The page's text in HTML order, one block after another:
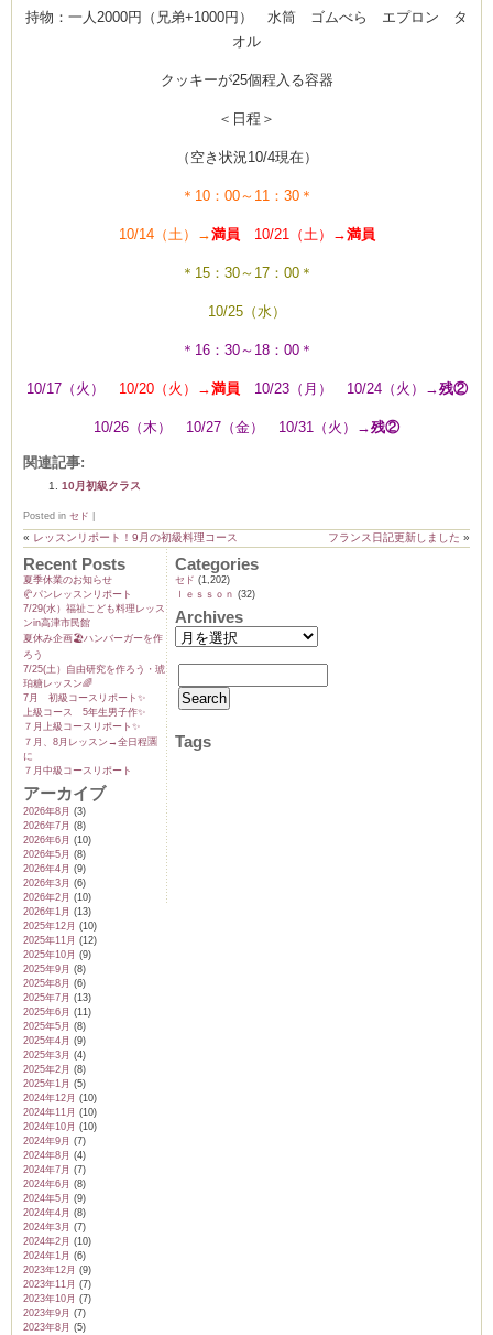
by CEDO)
持物：一人2000円（兄弟+1000円） 水筒 ゴムべら エプロン タ
オル
クッキーが25個程入る容器
＜日程＞
（空き状況10/4現在）
＊10：00～11：30＊
10/14（土）→満員 10/21（土）→満員
＊15：30～17：00＊
10/25（水）
＊16：30～18：00＊
10/17（火） 10/20（火）→満員 10/23（月） 10/24（火）→残②
10/26（木） 10/27（金） 10/31（火）→残②
関連記事:
10月初級クラス
Posted in セド
« レッスンリポート！9月の初級料理コース フランス日記更新しました »
Recent Posts
夏季休業のお知らせ
🥐パンレッスンリポート
7/29(水）福祉こども料理レッス
ンin高津市民館
夏休み企画🏖️ハンバーガーを作
ろう
7/25(土）自由研究を作ろう・琥
珀糖レッスン🌈
7月 初級コースリポート✨️
上級コース 5年生男子作✨️
７月上級コースリポート✨️
７月、8月レッスン→全日程🈵
に
７月中級コースリポート
アーカイブ
2026年8月 (3)
2026年7月 (8)
2026年6月 (10)
2026年5月 (8)
2026年4月 (9)
2026年3月 (6)
2026年2月 (10)
2026年1月 (13)
2025年12月 (10)
2025年11月 (12)
2025年10月 (9)
2025年9月 (8)
2025年8月 (6)
2025年7月 (13)
2025年6月 (11)
2025年5月 (8)
2025年4月 (9)
2025年3月 (4)
2025年2月 (8)
2025年1月 (5)
2024年12月 (10)
2024年11月 (10)
2024年10月 (10)
2024年9月 (7)
2024年8月 (4)
2024年7月 (7)
2024年6月 (8)
2024年5月 (9)
2024年4月 (8)
2024年3月 (7)
2024年2月 (10)
2024年1月 (6)
2023年12月 (9)
2023年11月 (7)
2023年10月 (7)
2023年9月 (7)
2023年8月 (5)
Categories
セド (1,202)
ｌｅｓｓｏｎ (32)
Archives
Tags